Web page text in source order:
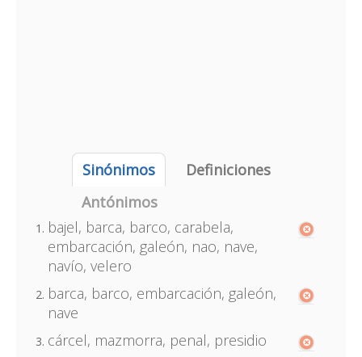
Sinónimos
Definiciones
Antónimos
bajel, barca, barco, carabela,
embarcación, galeón, nao, nave,
navío, velero
barca, barco, embarcación, galeón,
nave
cárcel, mazmorra, penal, presidio